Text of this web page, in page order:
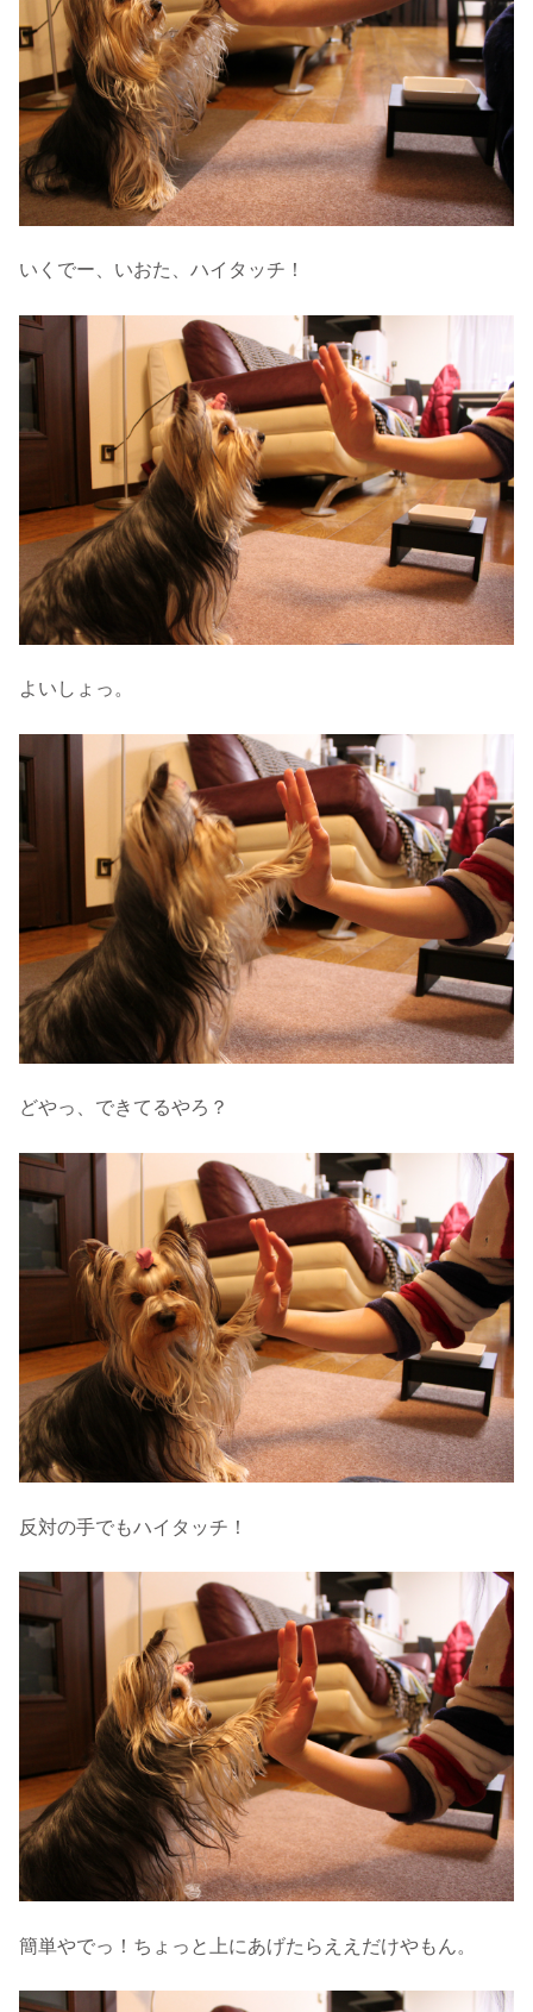
いくでー、いおた、ハイタッチ！
よいしょっ。
どやっ、できてるやろ？
反対の手でもハイタッチ！
簡単やでっ！ちょっと上にあげたらええだけやもん。